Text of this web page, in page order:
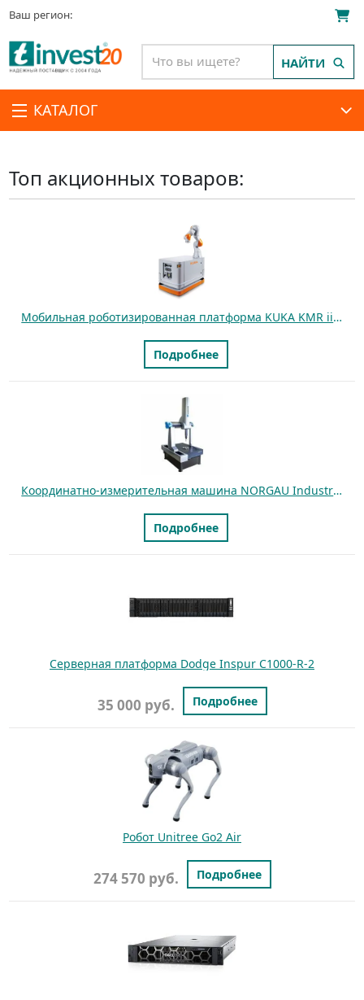
Ваш регион:
КАТАЛОГ
НАЙТИ
Топ акционных товаров:
Мобильная роботизированная платформа KUKA KMR iiwa omniMove C+ IC
Подробнее
Координатно-измерительная машина NORGAU Industrial NCMM-050604
Подробнее
Серверная платформа Dodge Inspur C1000-R-2
35 000 руб. Подробнее
Робот Unitree Go2 Air
274 570 руб. Подробнее